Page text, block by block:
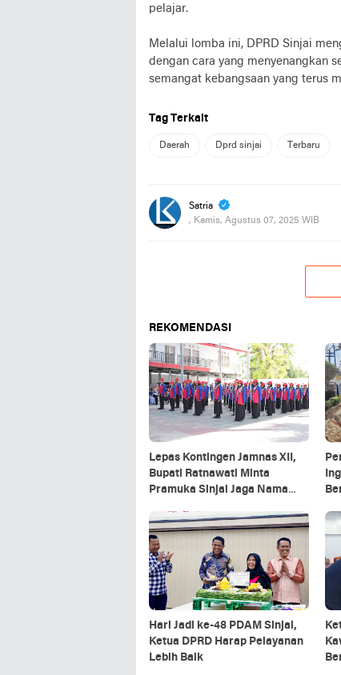
pelajar.
Melalui lomba ini, DPRD Sinjai
dengan cara yang menyenangkan
semangat kebangsaan yang terus
Tag Terkait
Daerah Dprd sinjai Terbaru
Satria
, Kamis, Agustus 07, 2025 WIB
REKOMENDASI
Lepas Kontingen Jamnas XII,
Bupati Ratnawati Minta
Pramuka Sinjai Jaga Nama
Hari Jadi ke-48 PDAM Sinjai,
Ketua DPRD Harap Pelayanan
Lebih Baik